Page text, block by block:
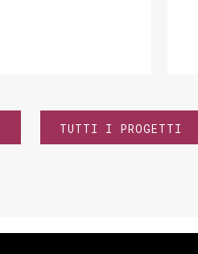
TUTTI I PROGETTI